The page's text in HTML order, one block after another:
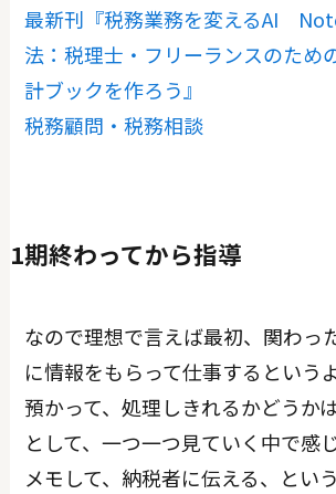
最新刊『税務業務を変えるAI
法：税理士・フリーランスのため
計ブックを作ろう』
税務顧問・税務相談
1期終わってから指導
なので理想で言えば最初、関わっ
に情報をもらって仕事するという
預かって、処理しきれるかどうか
として、一つ一つ見ていく中で感
メモして、納税者に伝える、とい